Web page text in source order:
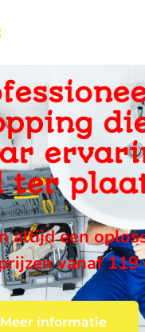
ter
altijd een
vanaf 119
Meer informatie